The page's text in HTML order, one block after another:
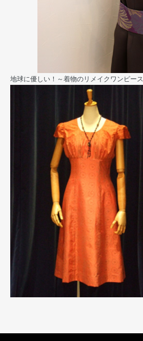
地球に優しい！～着物のリメイクワンピース